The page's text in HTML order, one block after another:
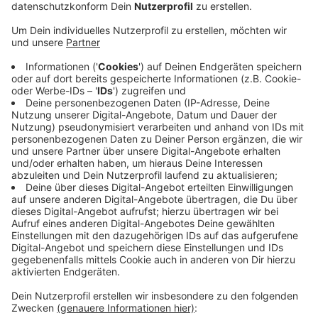
und der RWTH Aachen unterstützt wird. Ziel ist es
hybride Werkzeuge zu erarbeiten, so Dieter Begaß
Fachbereichs Wirtschaft, Wissenschaft,
Digitalisierung und Europa.
Auch an Workshops sowie gemeinsamen
Veranstaltungs- und Marketingformaten können
die Unternehmen im Rahmen des Projekts
teilnehmen.
Das Landeswirtschaftsministerium fördert das
Projekt im Rahmen der Digitalen Modellregionen
noch bis Ende August 2022.
Veröffentlicht:Freitag, 18.06.2021 15:13
Anzeige